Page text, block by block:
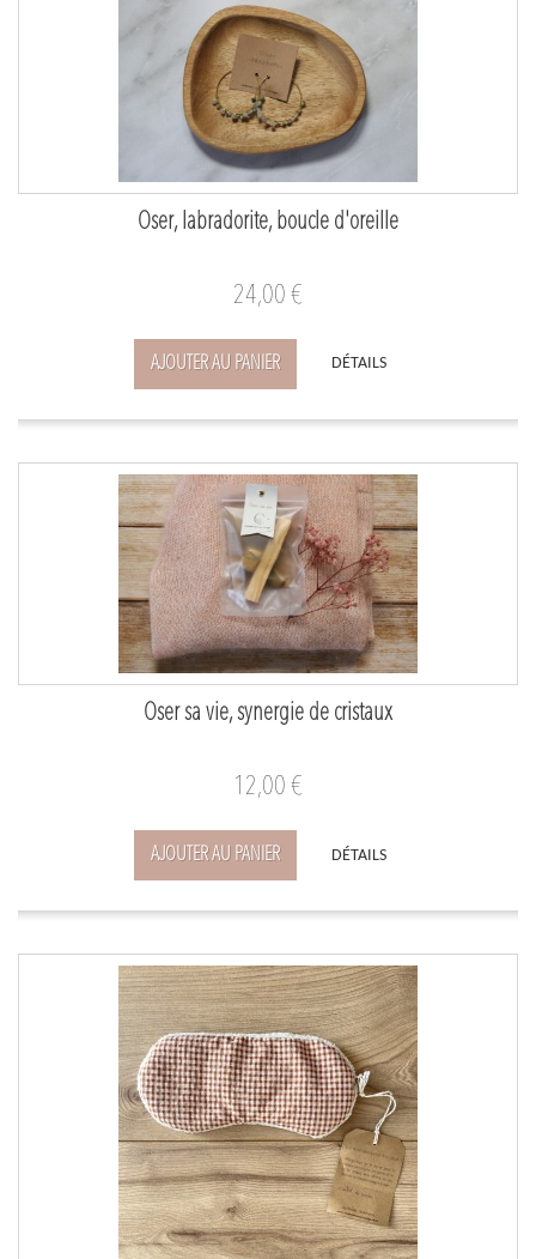
Oser, labradorite, boucle d'oreille
24,00 €
AJOUTER AU PANIER DÉTAILS
Oser sa vie, synergie de cristaux
12,00 €
AJOUTER AU PANIER DÉTAILS